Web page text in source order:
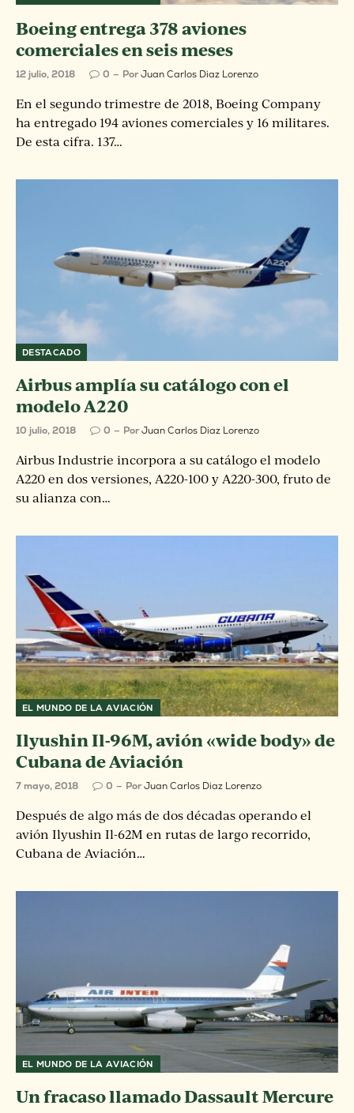
Boeing entrega 378 aviones
comerciales en seis meses
12 julio, 2018 0 PorJuan Carlos Diaz Lorenzo
En el segundo trimestre de 2018, Boeing Company
ha entregado 194 aviones comerciales y 16 militares.
De esta cifra. 137…
DESTACADO
Airbus amplía su catálogo con el
modelo A220
10 julio, 2018 0 PorJuan Carlos Diaz Lorenzo
Airbus Industrie incorpora a su catálogo el modelo
A220 en dos versiones, A220-100 y A220-300, fruto de
su alianza con…
EL MUNDO DE LA AVIACIÓN
Ilyushin Il-96M, avión «wide body» de
Cubana de Aviación
7 mayo, 2018 0 PorJuan Carlos Diaz Lorenzo
Después de algo más de dos décadas operando el
avión Ilyushin Il-62M en rutas de largo recorrido,
Cubana de Aviación…
EL MUNDO DE LA AVIACIÓN
Un fracaso llamado Dassault Mercure